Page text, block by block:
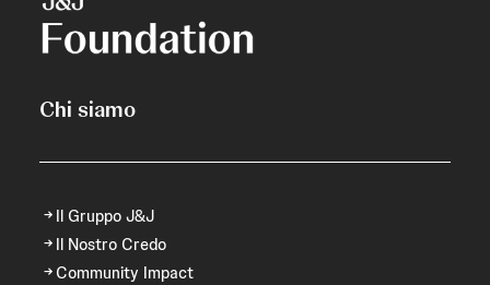
Chi siamo
Il Gruppo J&J
Il Nostro Credo
Community Impact